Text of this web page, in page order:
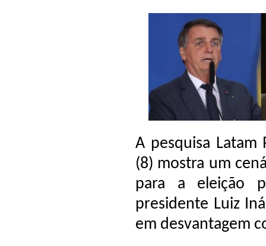
A pesquisa Latam
(8) mostra um
para a eleição
presidente Luiz
em desvantagem